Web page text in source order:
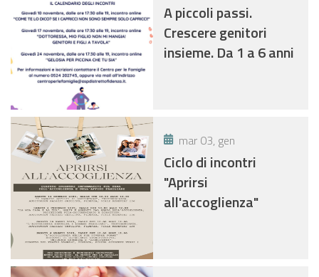
A piccoli passi.
Crescere genitori
insieme. Da 1 a 6 anni
mar 03, gen
Ciclo di incontri
"Aprirsi
all'accoglienza"